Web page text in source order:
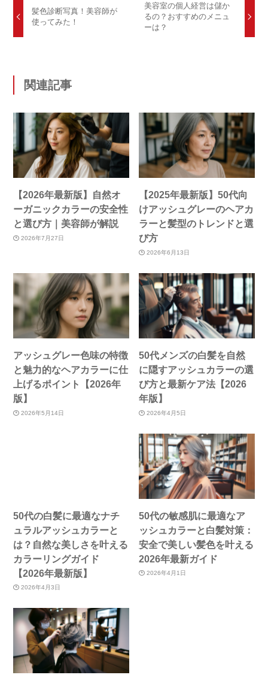
髪色診断写真！美容師が
使ってみた！
美容室の個人経営は儲か
るの？おすすめのメニュ
ーは？
関連記事
【2026年最新版】自然オ
ーガニックカラーの安全性
と選び方｜美容師が解説
2026年7月27日
【2025年最新版】50代向
けアッシュグレーのヘアカ
ラーと髪型のトレンドと選
び方
2026年6月13日
アッシュグレー色味の特徴
と魅力的なヘアカラーに仕
上げるポイント【2026年
版】
2026年5月14日
50代メンズの白髪を自然
に隠すアッシュカラーの選
び方と最新ケア法【2026
年版】
2026年4月5日
50代の白髪に最適なナチ
ュラルアッシュカラーと
は？自然な美しさを叶える
カラーリングガイド
【2026年最新版】
2026年4月3日
50代の敏感肌に最適なア
ッシュカラーと白髪対策：
安全で美しい髪色を叶える
2026年最新ガイド
2026年4月1日